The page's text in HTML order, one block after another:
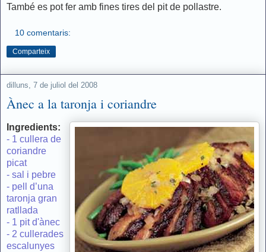
També es pot fer amb fines tires del pit de pollastre.
10 comentaris:
Comparteix
dilluns, 7 de juliol del 2008
Ànec a la taronja i coriandre
Ingredients:
- 1 cullera de
coriandre
picat
- sal i pebre
- pell d’una
taronja gran
ratllada
- 1 pit d'ànec
- 2 cullerades
escalunyes